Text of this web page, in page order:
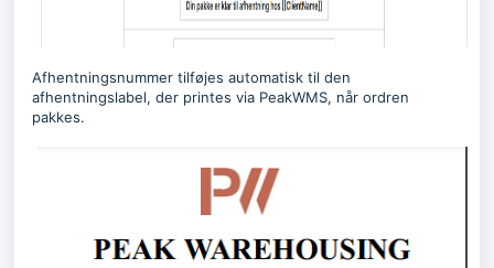
Afhentningsnummer tilføjes automatisk til den
afhentningslabel, der printes via PeakWMS, når ordren
pakkes.